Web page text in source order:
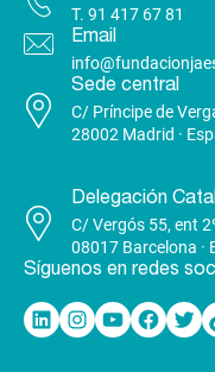
T. 91 417 67 81
Email
Sede central
C/ Príncipe de
28002 Madrid ·
Delegación
C/ Vergós 55, ent
08017 Barcelona ·
Síguenos en redes
Linkedin Instagram YouTube Facebook Twitter TikTok